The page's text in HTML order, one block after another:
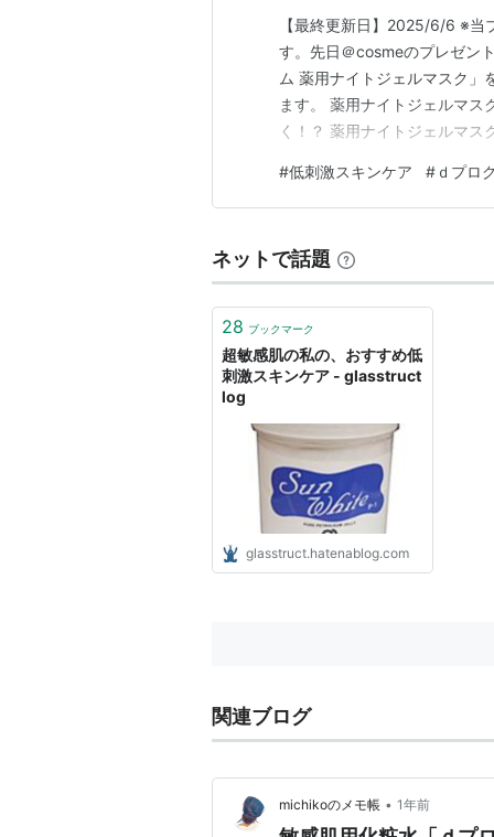
【最終更新日】2025/6/6 ※当
す。先日＠cosmeのプレゼン
ム 薬用ナイトジェルマスク」
ます。 薬用ナイトジェルマス
く！？ 薬用ナイトジェルマ
は塗って寝るだけ 「ｄプログ
立たない「なめらか美肌」に
#低刺激スキンケア # ｄプロ
ネットで話題
28 ブックマーク
超敏感肌の私の、おすすめ低
刺激スキンケア - glasstruct
log
glasstruct.hatenablog.com
関連ブログ
michikoのメモ帳 • 1年前